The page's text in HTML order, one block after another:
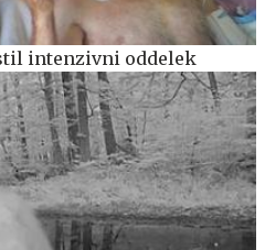
intenzivni oddelek